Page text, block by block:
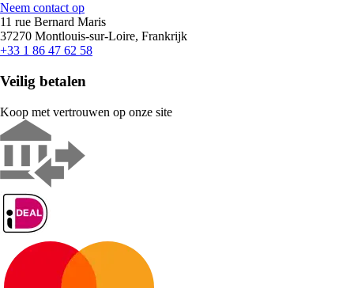
Neem contact op
11 rue Bernard Maris
37270 Montlouis-sur-Loire, Frankrijk
+33 1 86 47 62 58
Veilig betalen
Koop met vertrouwen op onze site